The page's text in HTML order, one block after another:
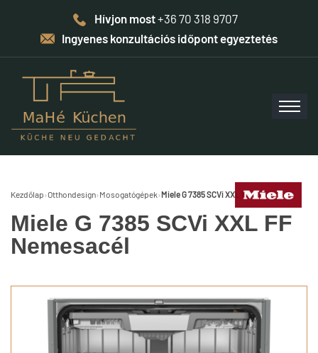
Hívjon most+36 70 318 9707
Ingyenes konzultációs időpont egyeztetés
Kezdőlap›Otthondesign› Mosogatógépek›Miele G 7385 SCVi XXL FF Nemesacél
Miele G 7385 SCVi XXL FF
Nemesacél